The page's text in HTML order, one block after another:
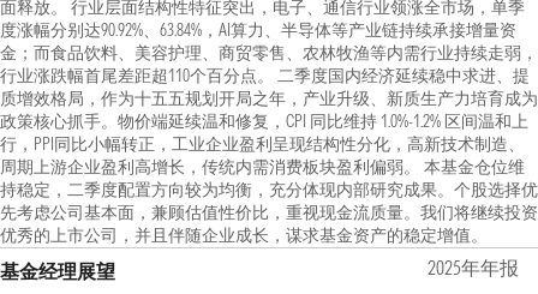
面释放。 行业层面结构性特征突出，电子、通信行业领涨全市场，单季
度涨幅分别达90.92%、63.84%，AI算力、半导体等产业链持续承接增量资
金；而食品饮料、美容护理、商贸零售、农林牧渔等内需行业持续走弱，
行业涨跌幅首尾差距超110个百分点。 二季度国内经济延续稳中求进、提
质增效格局，作为十五五规划开局之年，产业升级、新质生产力培育成为
政策核心抓手。物价端延续温和修复，CPI 同比维持 1.0%-1.2% 区间温和上
行，PPI同比小幅转正，工业企业盈利呈现结构性分化，高新技术制造、
周期上游企业盈利高增长，传统内需消费板块盈利偏弱。 本基金仓位维
持稳定，二季度配置方向较为均衡，充分体现内部研究成果。个股选择优
先考虑公司基本面，兼顾估值性价比，重视现金流质量。我们将继续投资
优秀的上市公司，并且伴随企业成长，谋求基金资产的稳定增值。
基金经理展望 2025年年报